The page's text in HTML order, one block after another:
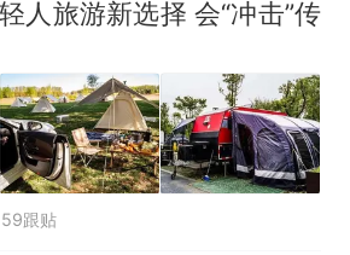
人旅游新选择 会“冲击”传
跟贴